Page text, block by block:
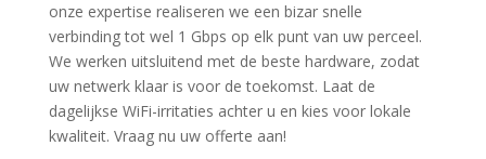
onze expertise realiseren we een bizar snelle
verbinding tot wel 1 Gbps op elk punt van uw perceel.
We werken uitsluitend met de beste hardware, zodat
uw netwerk klaar is voor de toekomst. Laat de
dagelijkse WiFi-irritaties achter u en kies voor lokale
kwaliteit. Vraag nu uw offerte aan!